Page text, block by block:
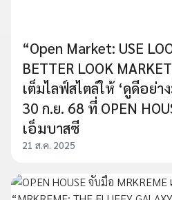
“Open Market: USE
BETTER LOOK
เต็มไลฟ์สไตล์ให้ ‘ดูดีอย่า
30 ก.ย. 68 ที่ OPEN
เอ็มบาสซี
21 ส.ค. 2025